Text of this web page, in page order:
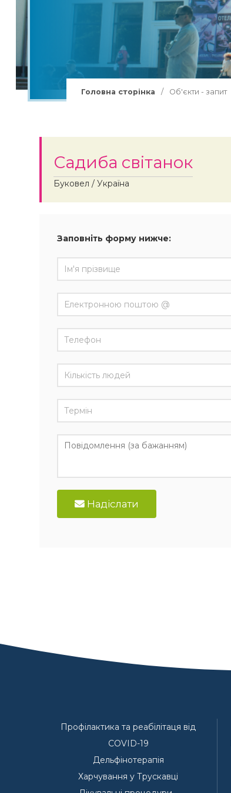
Витяги Буковель
Сноуборд Буковель
Лижні траси Буковель
Головна сторінка / Об'єкти - запит
Садиба світанок
Буковел / Україна
Заповніть форму нижче:
Надіслати
Профілактика та реабілітаця від
COVID-19
Дельфінотерапія
Харчування у Трускавці